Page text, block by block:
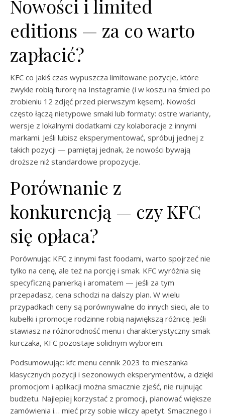
Nowości i limited
editions — za co warto
zapłacić?
KFC co jakiś czas wypuszcza limitowane pozycje, które
zwykle robią furorę na Instagramie (i w koszu na śmieci po
zrobieniu 12 zdjęć przed pierwszym kęsem). Nowości
często łączą nietypowe smaki lub formaty: ostre warianty,
wersje z lokalnymi dodatkami czy kolaboracje z innymi
markami. Jeśli lubisz eksperymentować, spróbuj jednej z
takich pozycji — pamiętaj jednak, że nowości bywają
droższe niż standardowe propozycje.
Porównanie z
konkurencją — czy KFC
się opłaca?
Porównując KFC z innymi fast foodami, warto spojrzeć nie
tylko na cenę, ale też na porcję i smak. KFC wyróżnia się
specyficzną panierką i aromatem — jeśli za tym
przepadasz, cena schodzi na dalszy plan. W wielu
przypadkach ceny są porównywalne do innych sieci, ale to
kubełki i promocje rodzinne robią największą różnicę. Jeśli
stawiasz na różnorodność menu i charakterystyczny smak
kurczaka, KFC pozostaje solidnym wyborem.
Podsumowując: kfc menu cennik 2023 to mieszanka
klasycznych pozycji i sezonowych eksperymentów, a dzięki
promocjom i aplikacji można smacznie zjeść, nie rujnując
budżetu. Najlepiej korzystać z promocji, planować większe
zamówienia i… mieć przy sobie wilczy apetyt. Smacznego i